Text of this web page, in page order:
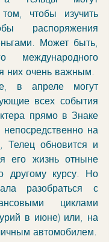
чтобы изучить
распоряжения
Может быть,
международного
них очень важным.
в апреле могут
всех события
прямо в Знаке
на
Телец обновится и
его жизнь отныне
другому курсу. Но
разобраться с
циклами
в июне) или, на
автомобилем.